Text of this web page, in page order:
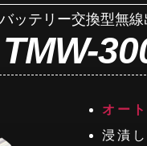
バッテリー交換型無
TMW-
オー
浸漬